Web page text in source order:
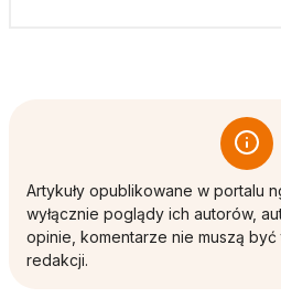
Artykuły opublikowane w portalu
wyłącznie poglądy ich autorów,
opinie, komentarze nie muszą
redakcji.